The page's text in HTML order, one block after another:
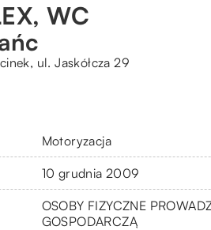
WC
ul. Jaskółcza 29
Motoryzacja
10 grudnia 2009
OSOBY FIZYCZNE
GOSPODARCZĄ